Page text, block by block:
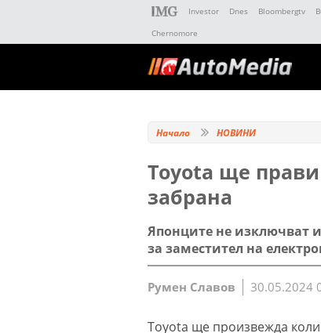
Investor Dnes Bloombergtv
Chernomore
Начало НОВИНИ
Toyota ще
забрана
Японците не изключват
за заместител на
Румен Славов 30.05.2024
Toyota ще произвежда